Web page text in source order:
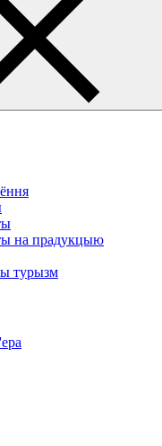
на прадукцыю
турызм